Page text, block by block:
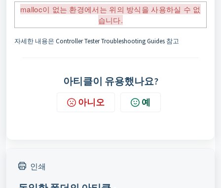
malloc이 없는 환경에서는 위의 방식을 사용하실 수 없
습니다.
자세한 내용은 Controller Tester Troubleshooting Guides 참고
아티클이 유용했나요?
아니오 예
인쇄